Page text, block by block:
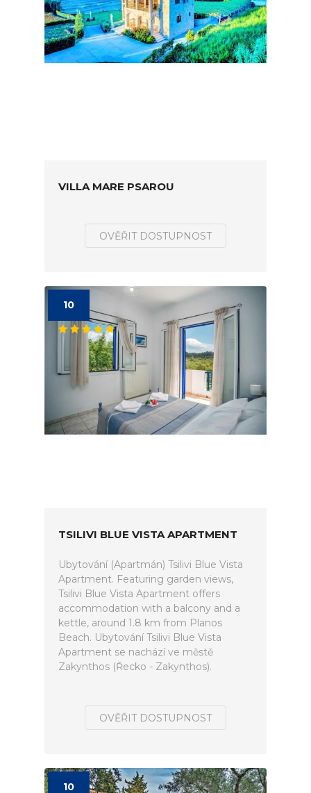
VILLA MARE PSAROU
OVĚŘIT DOSTUPNOST
10
TSILIVI BLUE VISTA APARTMENT
Ubytování (Apartmán) Tsilivi Blue Vista
Apartment. Featuring garden views,
Tsilivi Blue Vista Apartment offers
accommodation with a balcony and a
kettle, around 1.8 km from Planos
Beach. Ubytování Tsilivi Blue Vista
Apartment se nachází ve městě
Zakynthos (Řecko - Zakynthos).
OVĚŘIT DOSTUPNOST
10